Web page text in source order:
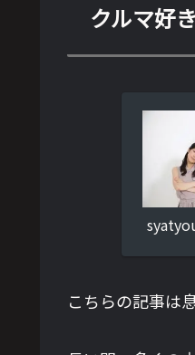
クルマ好
こちらの記事は